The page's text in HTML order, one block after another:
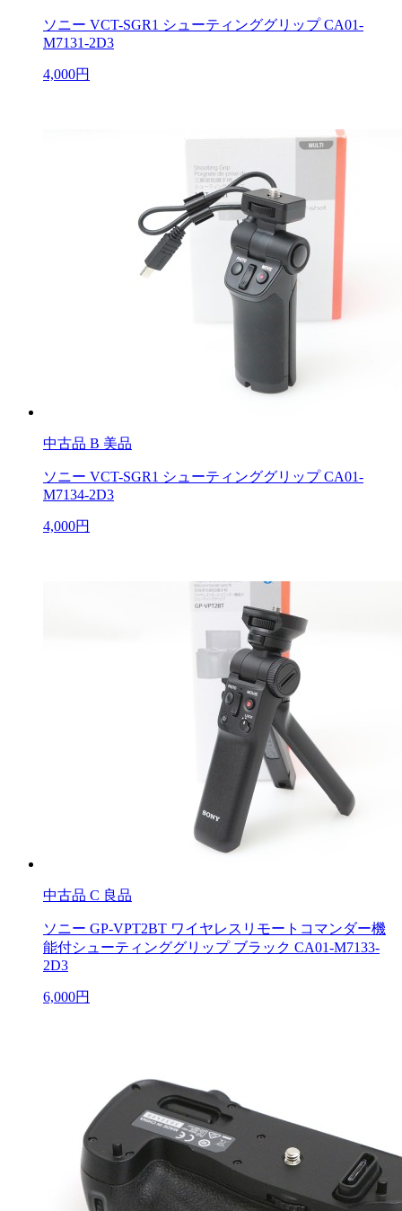
ソニー VCT-SGR1 シューティンググリップ CA01-
M7131-2D3
4,000円
中古品 B 美品
ソニー VCT-SGR1 シューティンググリップ CA01-
M7134-2D3
4,000円
中古品 C 良品
ソニー GP-VPT2BT ワイヤレスリモートコマンダー機
能付シューティンググリップ ブラック CA01-M7133-
2D3
6,000円